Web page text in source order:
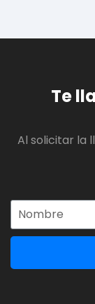
Te
Al solicitar la